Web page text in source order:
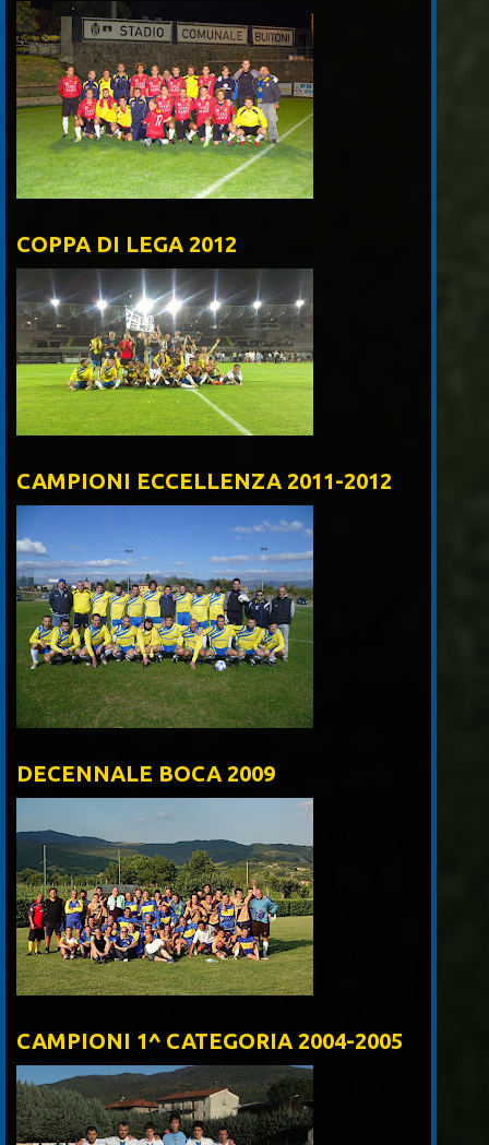
COPPA DI LEGA 2012
CAMPIONI ECCELLENZA 2011-2012
DECENNALE BOCA 2009
CAMPIONI 1^ CATEGORIA 2004-2005